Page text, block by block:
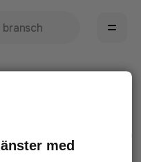
kan avhjälpa det.
och försök igen
med